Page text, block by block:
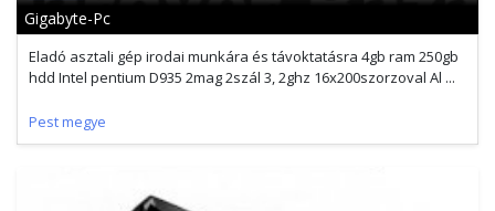
Gigabyte-Pc
Eladó asztali gép irodai munkára és távoktatásra 4gb ram 250gb
hdd Intel pentium D935 2mag 2szál 3, 2ghz 16x200szorzoval Al ...
Pest megye